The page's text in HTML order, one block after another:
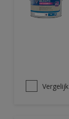
Vergelijk